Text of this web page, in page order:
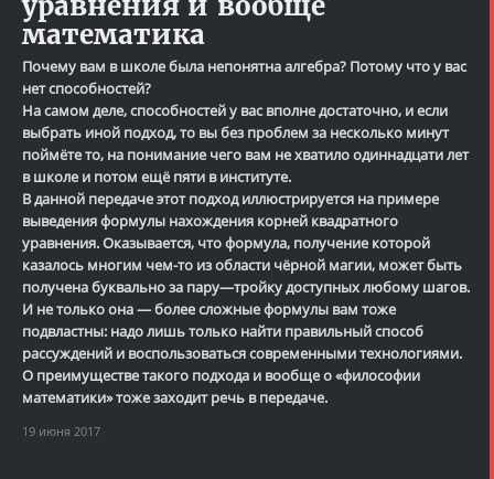
математика
Почему вам в школе была непонятна алгебра? Потому что у вас
нет способностей?
На самом деле, способностей у вас вполне достаточно, и если
выбрать иной подход, то вы без проблем за несколько минут
поймёте то, на понимание чего вам не хватило одиннадцати лет
в школе и потом ещё пяти в институте.
В данной передаче этот подход иллюстрируется на примере
выведения формулы нахождения корней квадратного
уравнения. Оказывается, что формула, получение которой
казалось многим чем-то из области чёрной магии, может быть
получена буквально за пару—тройку доступных любому шагов.
И не только она — более сложные формулы вам тоже
подвластны: надо лишь только найти правильный способ
рассуждений и воспользоваться современными технологиями.
О преимуществе такого подхода и вообще о «философии
математики» тоже заходит речь в передаче.
19 июня 2017